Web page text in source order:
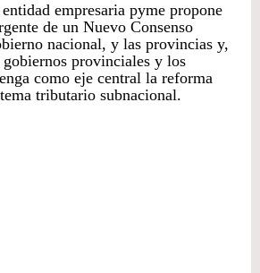
empresaria pyme propone
de un Nuevo Consenso
nacional, y las provincias y,
provinciales y los
como eje central la reforma
tributario subnacional.